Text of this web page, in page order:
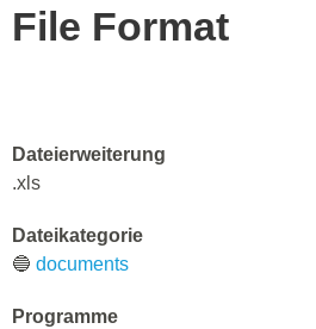
File Format
Dateierweiterung
.xls
Dateikategorie
🔵 documents
Programme